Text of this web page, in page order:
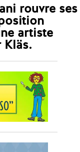
rouvre ses
artiste
Kläs.